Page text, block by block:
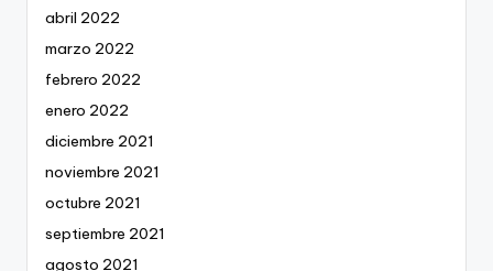
abril 2022
marzo 2022
febrero 2022
enero 2022
diciembre 2021
noviembre 2021
octubre 2021
septiembre 2021
agosto 2021